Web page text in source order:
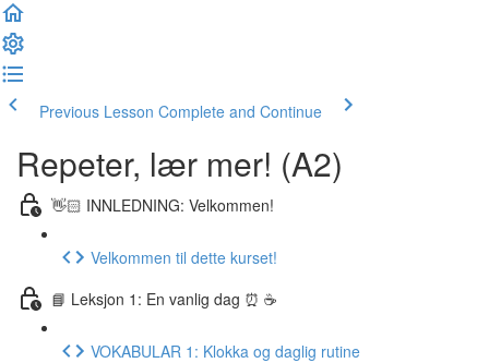
Previous Lesson Complete and Continue
Repeter, lær mer! (A2)
👋🏻 INNLEDNING: Velkommen!
Velkommen til dette kurset!
📘 Leksjon 1: En vanlig dag ⏰ ☕️
VOKABULAR 1: Klokka og daglig rutine